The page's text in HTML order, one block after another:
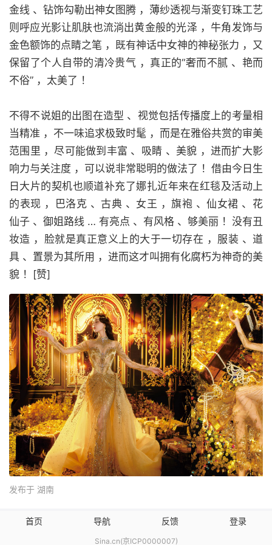
金线 、钻饰勾勒出神女图腾 ，薄纱透视与渐变钉珠工艺
则呼应光影让肌肤也流淌出黄金般的光泽 ，牛角发饰与
金色额饰的点睛之笔 ，既有神话中女神的神秘张力 ，又
保留了个人自带的清冷贵气 ，真正的“奢而不腻 、艳而
不俗” ，太美了 ！
不得不说姐的出图在造型 、视觉包括传播度上的考量相
当精准 ，不一味追求极致时髦 ，而是在雅俗共赏的审美
范围里 ，尽可能做到丰富 、吸睛 、美貌 ，进而扩大影
响力与关注度 ，可以说非常聪明的做法了 ！借由今日生
日大片的契机也顺道补充了娜扎近年来在红毯及活动上
的表现 ，巴洛克 、古典 、女王 ，旗袍 、仙女裙 、花
仙子 、御姐路线 … 有亮点 、有风格 、够美丽 ！没有丑
妆造 ，脸就是真正意义上的大于一切存在 ，服装 、道
具 、置景为其所用 ，进而这才叫拥有化腐朽为神奇的美
貌 ！[赞]
发布于 湖南
首页 导航 反馈 登录
Sina.cn(京ICP0000007)